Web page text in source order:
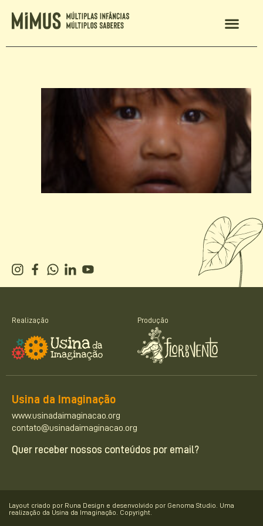
Realização Produção
Usina da Imaginação
www.usinadaimaginacao.org
contato@usinadaimaginacao.org
Quer receber nossos conteúdos por email?
Layout criado por Runa Design e desenvolvido por Genoma Studio. Uma
realização da Usina da Imaginação. Copyright.